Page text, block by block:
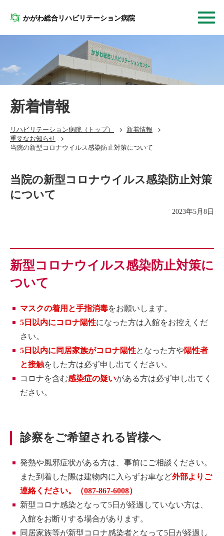
かがわ総合リハビリテーション病院
新着情報
リハビリテーション病院 （トップ）
新着情報
重要なお知らせ
当院の新型コロナウイルス感染防止対策について
当院の新型コロナウイルス感染防止対策
について
2023年5月8日
新型コロナウイルス感染防止対策に
ついて
マスクの着用と手指消毒をお願いします。
5日以内にコロナ陽性になった方は入館をお控えくだ
さい。
5日以内に同居家族がコロナ陽性となった方や陽性者
と接触をした方は必ず申し出てください。
コロナを含む感染症の疑いがある方は必ず申し出てく
ださい。
診察をご希望される皆様へ
発熱や風邪症状がある方は、事前にご相談ください。
また到着した際は建物内に入らずお車など外部よりご
連絡ください。（087-867-6008）
新型コロナ感染となって5日が経過していない方は、
入館をお断りする場合があります。
同居家族等が新型コロナ感染者となって5日が経過し